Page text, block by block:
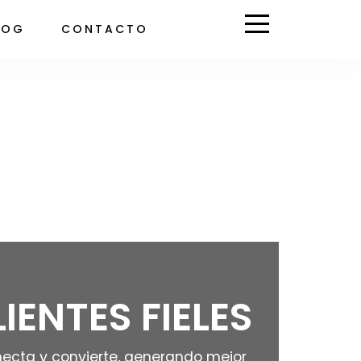
CONTACTO
FIELES
y convierte, generando mejor